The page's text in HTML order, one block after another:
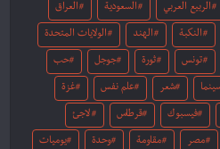
الربيع العربي السعودية العراق
النكبة الهند الولايات المتحدة
تونس ثورة جوجل حب
شعر علم نفس غزة
فيسبوك قرطاس لاجئ
مصر مقاومة وحدة يوميات